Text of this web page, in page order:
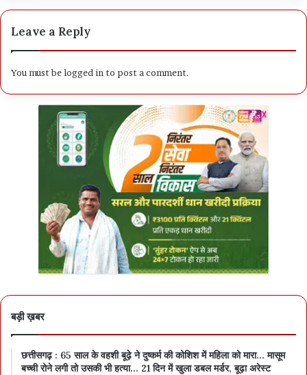
Leave a Reply
You must belogged in to post a comment.
बड़ी ख़बर
छत्तीसगढ़ : 65 साल के वहशी बूढ़े ने दुष्कर्म की कोशिश में महिला को मारा… मासूम
बच्ची रोने लगी तो उसकी भी हत्या… 21 दिन में खुला डबल मर्डर, बूढ़ा अरेस्ट